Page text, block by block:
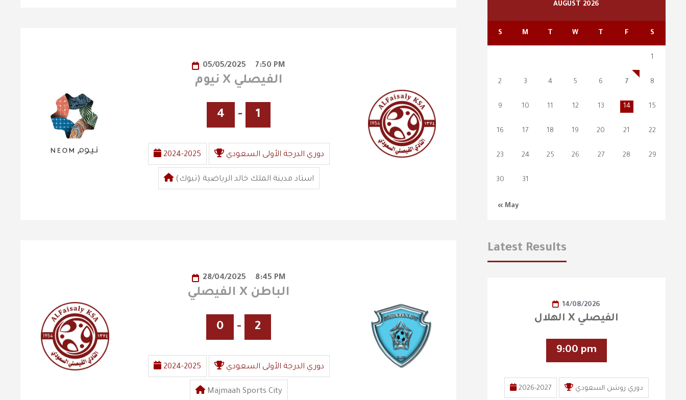
05/05/2025 7:50 PM
نيوم X الفيصلي
4 - 1
2024-2025 دوري الدرجة الأولى السعودي
استاد مدينة الملك خالد الرياضية (تبوك)
28/04/2025 8:45 PM
الفيصلي X الباطن
0 - 2
2024-2025 دوري الدرجة الأولى السعودي
Majmaah Sports City
AUGUST 2026
S M T W T F S
« May
1
2 3 4 5 6 7 8
9 10 11 12 13 14 15
16 17 18 19 20 21 22
23 24 25 26 27 28 29
30 31
Latest Results
14/08/2026
الهلال X الفيصلي
9:00 pm
2026-2027 دوري روشن السعودي